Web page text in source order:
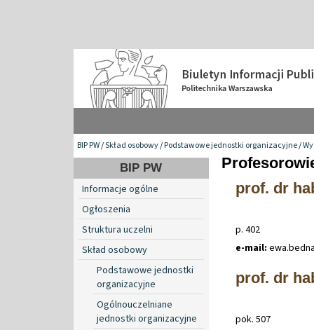
BIP PW/Skład osobowy/Podstawowe jednostki organizacyjne/
BIP PW
Informacje ogólne
Ogłoszenia
Struktura uczelni
Skład osobowy
Podstawowe jednostki
organizacyjne
Ogólnouczelniane
jednostki organizacyjne
prof. dr
p. 402
e-mail: ewa.
prof. dr
pok. 507